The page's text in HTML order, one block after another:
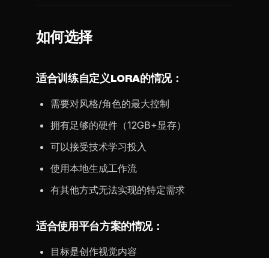
如何选择
适合训练自定义LORA的情况：
需要对风格/角色的最大控制
拥有足够的硬件（12GB+显存）
可以接受技术学习投入
使用本地生成工作流
有其他方式无法实现的特定需求
适合使用平台方案的情况：
目标是创作视觉内容